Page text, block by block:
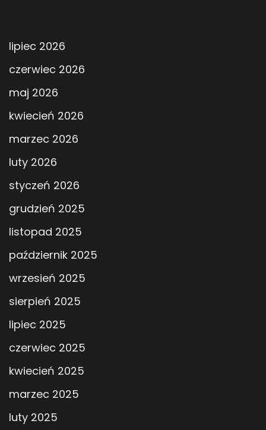
lipiec 2026
czerwiec 2026
maj 2026
kwiecień 2026
marzec 2026
luty 2026
styczeń 2026
grudzień 2025
listopad 2025
październik 2025
wrzesień 2025
sierpień 2025
lipiec 2025
czerwiec 2025
kwiecień 2025
marzec 2025
luty 2025